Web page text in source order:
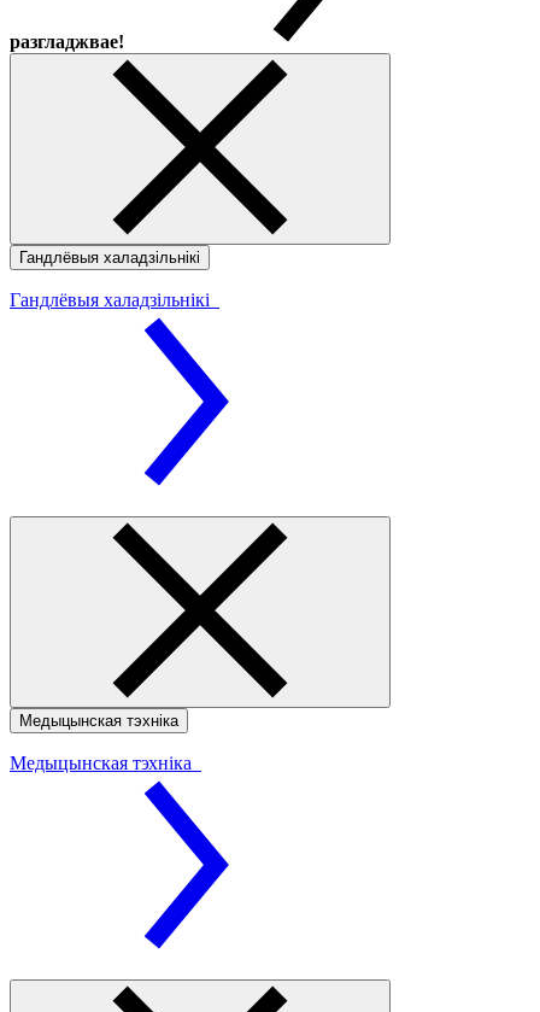
разгладжвае!
Гандлёвыя халадзільнікі
Гандлёвыя халадзільнікі
Медыцынская тэхніка
Медыцынская тэхніка